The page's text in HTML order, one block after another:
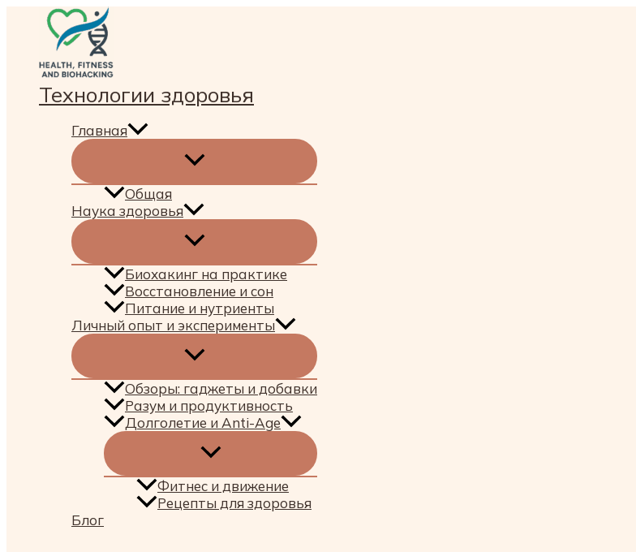
Перейти
содержимому
Технологии здоровья
Главная
Общая
Наука здоровья
Биохакинг на практике
Восстановление и сон
Питание и нутриенты
Личный опыт и эксперименты
Обзоры: гаджеты и добавки
Разум и продуктивность
Долголетие и Anti-Age
Фитнес и движение
Рецепты для здоровья
Блог